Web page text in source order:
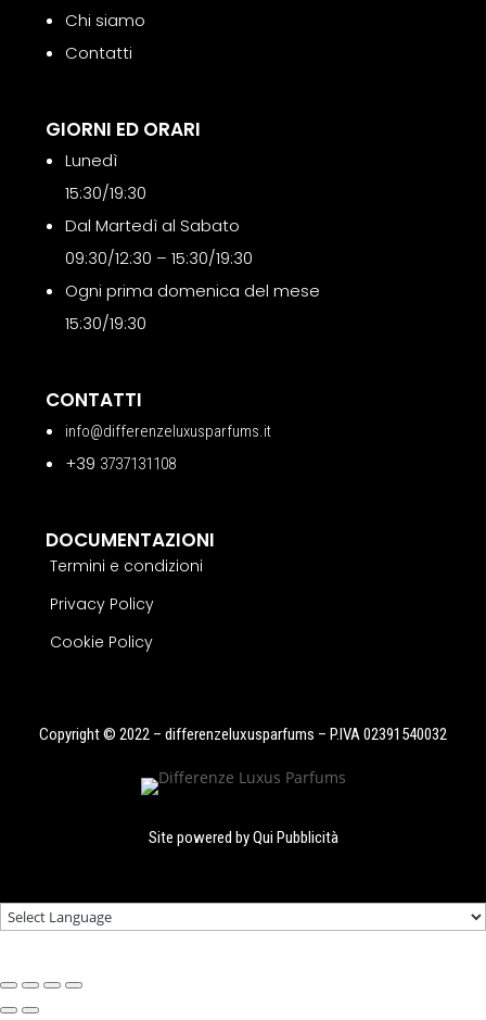
Chi siamo
Contatti
GIORNI ED ORARI
Lunedì
15:30/19:30
Dal Martedì al Sabato
09:30/12:30 – 15:30/19:30
Ogni prima domenica del mese
15:30/19:30
CONTATTI
info@differenzeluxusparfums.it
+39 3737131108
DOCUMENTAZIONI
Termini e condizioni
Privacy Policy
Cookie Policy
Copyright © 2022 – differenzeluxusparfums – P.IVA 02391540032
Site powered byQui Pubblicità